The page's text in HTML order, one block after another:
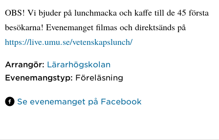
OBS! Vi bjuder på lunchmacka och kaffe till de 45 första
besökarna! Evenemanget filmas och direktsänds på
https://live.umu.se/vetenskapslunch/
Arrangör: Lärarhögskolan
Evenemangstyp: Föreläsning
Se evenemanget på Facebook